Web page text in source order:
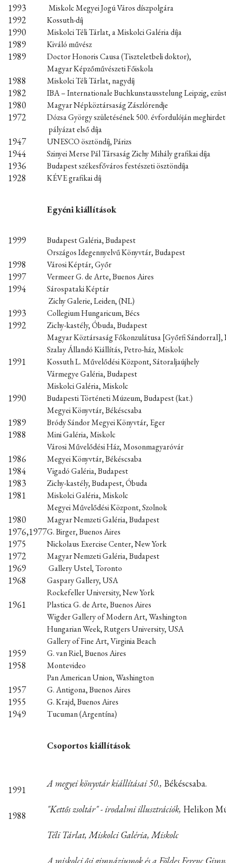
1993 Miskolc Megyei Jogú Város díszpolgára
1992 Kossuth-díj
1990 Miskolci Téli Tárlat, a Miskolci Galéria díja
1989 Kiváló művész
1989
Doctor Honoris Causa (Tiszteletbeli doktor),
Magyar Képzőművészeti Főiskola
1988 Miskolci Téli Tárlat, nagydíj
1982 IBA – Internationale Buchkunstausstelung Leipzig,
1980 Magyar Népköztársaság Zászlórendje
1972
Dózsa György születésének 500. évfordulóján
pályázat első díja
1947 UNESCO ösztöndíj, Párizs
1944 Szinyei Merse Pál Társaság Zichy Mihály grafikai díja
1936 Budapest székesfőváros festészeti ösztöndíja
1928 KÉVE grafikai díj
Egyéni kiállítások
1999
Budapest Galéria, Budapest
Országos Idegennyelvű Könyvtár, Budapest
1998 Városi Képtár, Győr
1997 Vermeer G. de Arte, Buenos Aires
1994
Sárospataki Képtár
Zichy Galerie, Leiden, (NL)
1993 Collegium Hungaricum, Bécs
1992
Zichy-kastély, Óbuda, Budapest
Magyar Köztársaság Főkonzulátusa [Győrfi Sándorral],
Szalay Állandó Kiállítás, Petro-ház, Miskolc
1991
Kossuth L. Művelődési Központ, Sátoraljaújhely
Vármegye Galéria, Budapest
Miskolci Galéria, Miskolc
1990
Budapesti Történeti Múzeum, Budapest (kat.)
Megyei Könyvtár, Békéscsaba
1989 Bródy Sándor Megyei Könyvtár, Eger
1988
Mini Galéria, Miskolc
Városi Művelődési Ház, Mosonmagyaróvár
1986 Megyei Könyvtár, Békéscsaba
1984 Vigadó Galéria, Budapest
1983 Zichy-kastély, Budapest, Óbuda
1981
Miskolci Galéria, Miskolc
Megyei Művelődési Központ, Szolnok
1980 Magyar Nemzeti Galéria, Budapest
1976,1977G. Birger, Buenos Aires
1975 Nickolaus Exercise Center, New York
1972 Magyar Nemzeti Galéria, Budapest
1969 Gallery Ustel, Toronto
1968
Gaspary Gallery, USA
Rockefeller University, New York
1961
Plastica G. de Arte, Buenos Aires
Wigder Gallery of Modern Art, Washington
Hungarian Week, Rutgers University, USA
Gallery of Fine Art, Virginia Beach
1959 G. van Riel, Buenos Aires
1958
Montevideo
Pan American Union, Washington
1957 G. Antigona, Buenos Aires
1955 G. Krajd, Buenos Aires
1949 Tucuman (Argentína)
Csoportos kiállítások
1991
A megyei könyvtár kiállításai 50., Békéscsaba.
1988
"Kettős zsoltár" - irodalmi illusztrációk, Helikon
Téli Tárlat, Miskolci Galéria, Miskolc